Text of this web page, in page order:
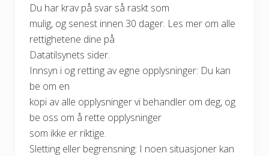
Du har krav på svar så raskt som
mulig, og senest innen 30 dager. Les mer om alle
rettighetene dine på
Datatilsynets sider.
Innsyn i og retting av egne opplysninger: Du kan
be om en
kopi av alle opplysninger vi behandler om deg, og
be oss om å rette opplysninger
som ikke er riktige.
Sletting eller begrensning: I noen situasjoner kan